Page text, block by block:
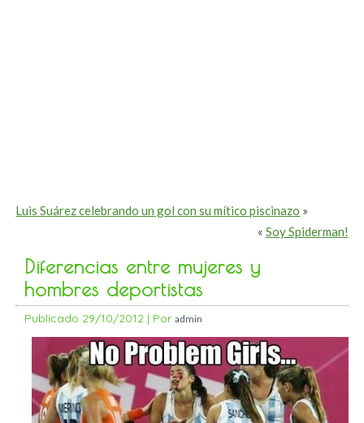
Luis Suárez celebrando un gol con su mítico piscinazo »
« Soy Spiderman!
Diferencias entre mujeres y
hombres deportistas
Publicado 29/10/2012 | Por admin